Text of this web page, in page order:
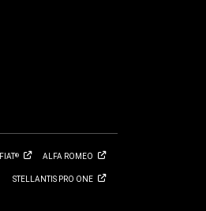
FIAT® ALFA ROMEO
STELLANTIS PRO ONE